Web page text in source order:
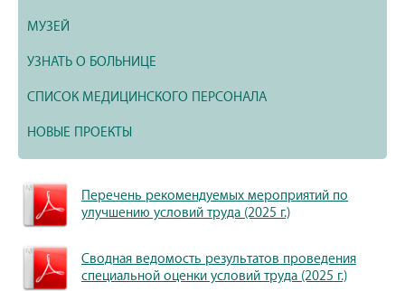
МУЗЕЙ
УЗНАТЬ О БОЛЬНИЦЕ
СПИСОК МЕДИЦИНСКОГО ПЕРСОНАЛА
НОВЫЕ ПРОЕКТЫ
Перечень рекомендуемых мероприятий по
улучшению условий труда (2025 г.)
Сводная ведомость результатов проведения
специальной оценки условий труда (2025 г.)